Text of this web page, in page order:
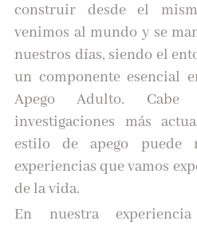
construir desde el
venimos al mundo y se
nuestros días, siendo el
un componente esencial
Apego Adulto.
investigaciones más
estilo de apego puede
experiencias que vamos
de la vida.
En nuestra